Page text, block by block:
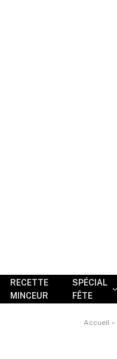
RECETTE
MINCEUR
SPÉCIAL
FÊTE
Accueil »